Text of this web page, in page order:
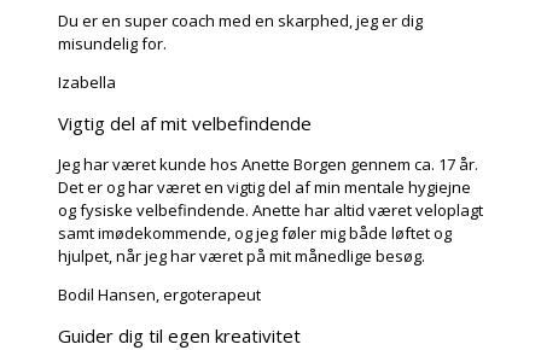
Du er en super coach med en skarphed, jeg er dig
misundelig for.
Izabella
Vigtig del af mit velbefindende
Jeg har været kunde hos Anette Borgen gennem ca. 17 år.
Det er og har været en vigtig del af min mentale hygiejne
og fysiske velbefindende. Anette har altid været veloplagt
samt imødekommende, og jeg føler mig både løftet og
hjulpet, når jeg har været på mit månedlige besøg.
Bodil Hansen, ergoterapeut
Guider dig til egen kreativitet